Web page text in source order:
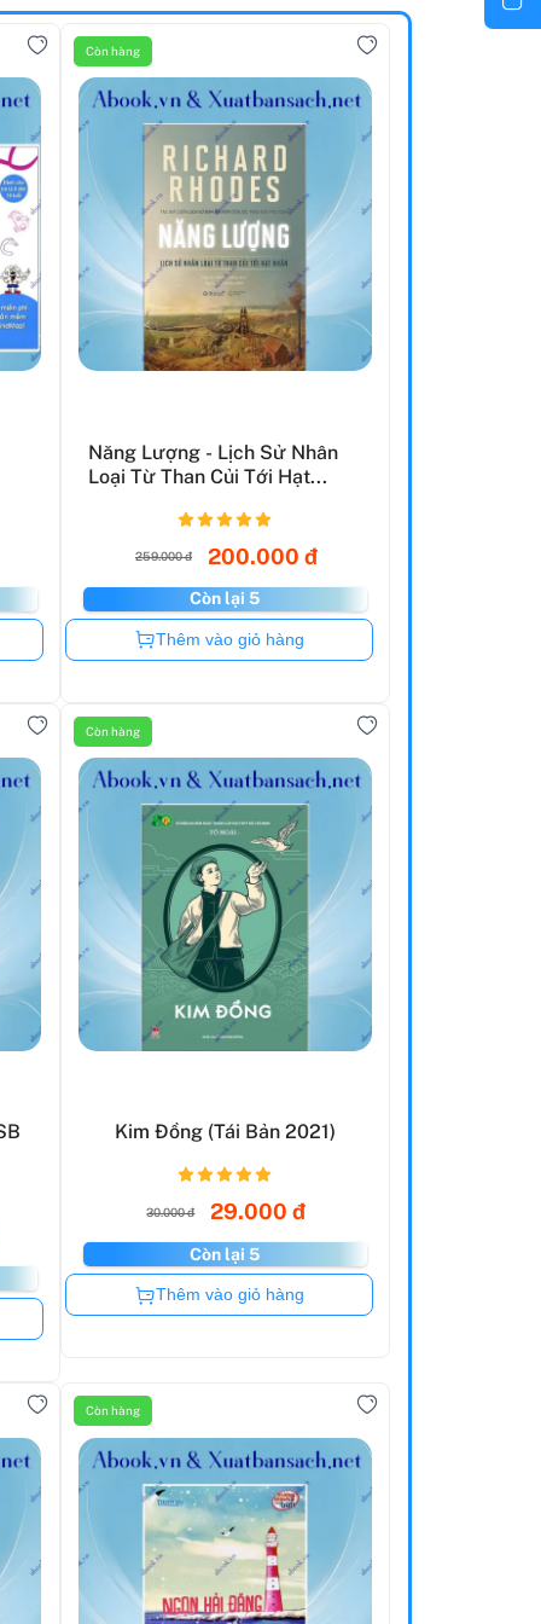
Còn hàng
Năng Lượng - Lịch Sử Nhân
Loại Từ Than Củi Tới Hạt...
259.000 đ 200.000 đ
Còn lại 5
Còn hàng
Thêm vào giỏ hàng
Còn hàng
Kim Đồng (Tái Bản 2021)
30.000 đ 29.000 đ
Còn lại 5
Còn hàng
Thêm vào giỏ hàng
Còn hàng